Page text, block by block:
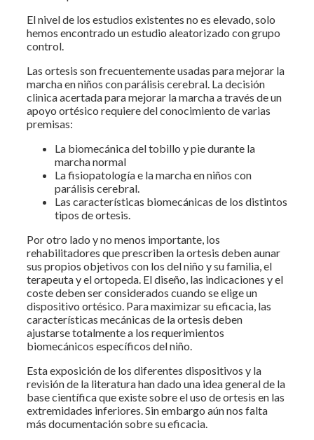
El nivel de los estudios existentes no es elevado, solo
hemos encontrado un estudio aleatorizado con grupo
control.
Las ortesis son frecuentemente usadas para mejorar la
marcha en niños con parálisis cerebral. La decisión
clinica acertada para mejorar la marcha a través de un
apoyo ortésico requiere del conocimiento de varias
premisas:
La biomecánica del tobillo y pie durante la
marcha normal
La fisiopatología e la marcha en niños con
parálisis cerebral.
Las características biomecánicas de los distintos
tipos de ortesis.
Por otro lado y no menos importante, los
rehabilitadores que prescriben la ortesis deben aunar
sus propios objetivos con los del niño y su familia, el
terapeuta y el ortopeda. El diseño, las indicaciones y el
coste deben ser considerados cuando se elige un
dispositivo ortésico. Para maximizar su eficacia, las
características mecánicas de la ortesis deben
ajustarse totalmente a los requerimientos
biomecánicos específicos del niño.
Esta exposición de los diferentes dispositivos y la
revisión de la literatura han dado una idea general de la
base científica que existe sobre el uso de ortesis en las
extremidades inferiores. Sin embargo aún nos falta
más documentación sobre su eficacia.